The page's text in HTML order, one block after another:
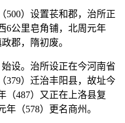
）设置苌和郡，治所正
6公里皂角铺，北周元年
郡，隋初废。
设。治所设正在今河南省
379）迁治丰阳县，故址今
（487）又正在上洛县复
（578）更名商州。